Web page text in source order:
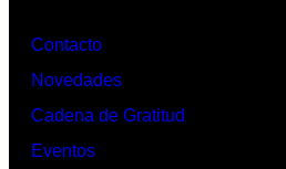
Contacto
Novedades
Cadena de Gratitud
Eventos